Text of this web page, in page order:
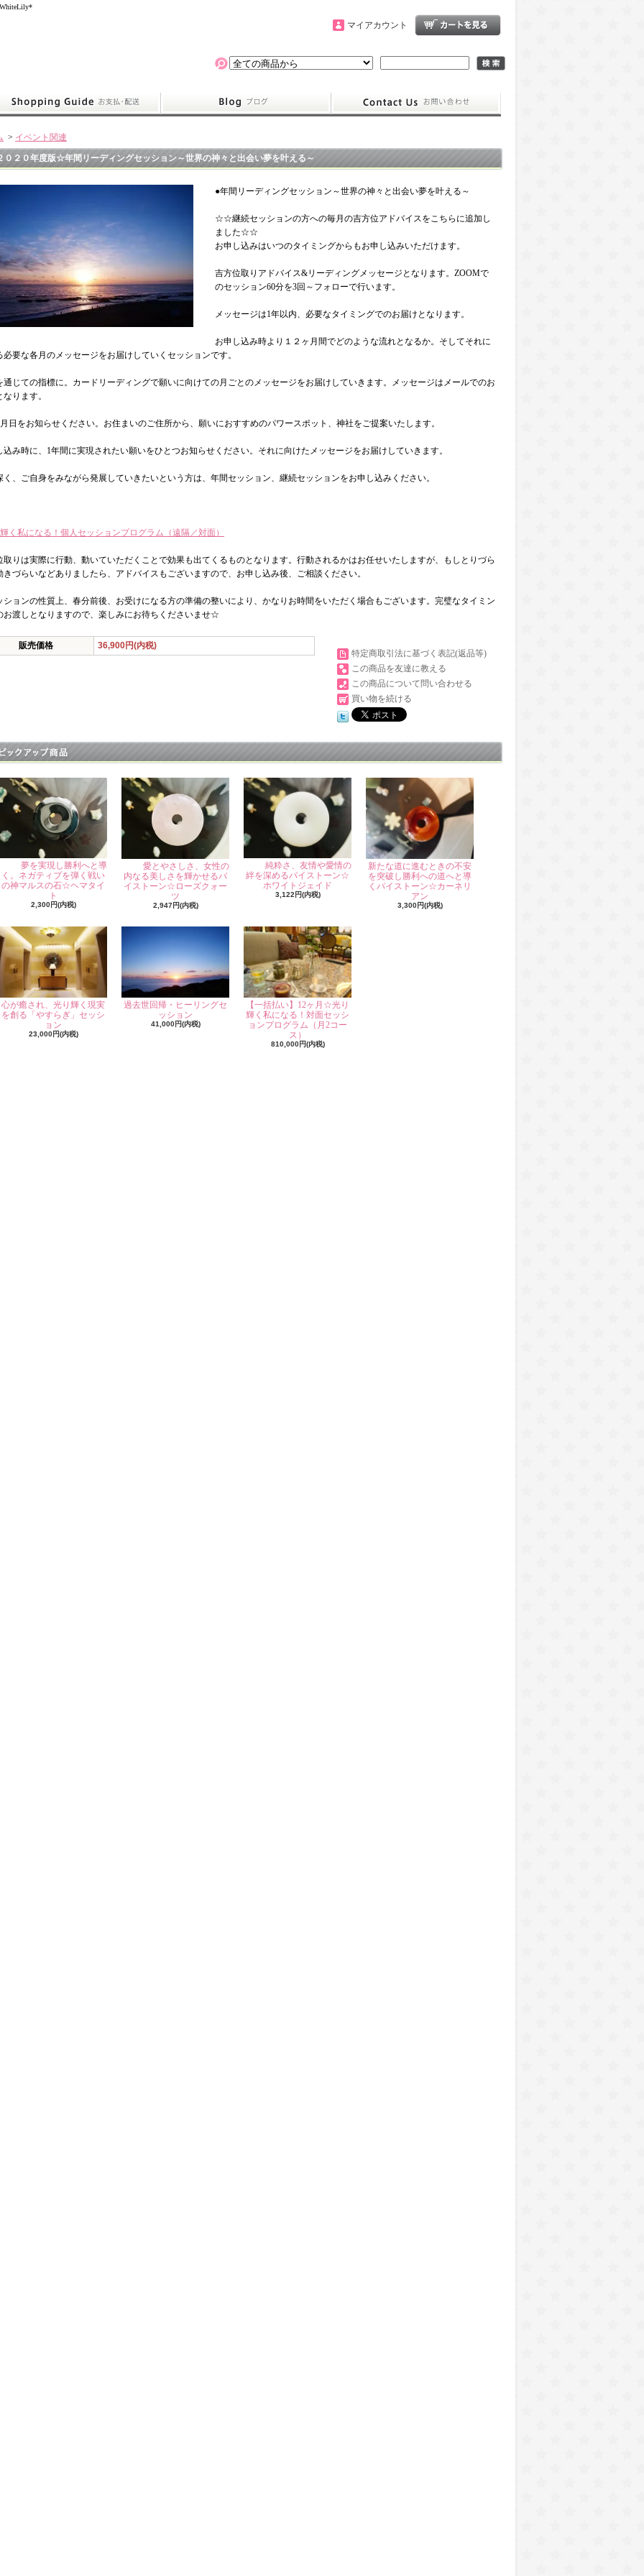
マイアカウント
> イベント関連
０２０年度版☆年間リーディングセッション～世界の神々と出会い夢を叶える～
●年間リーディングセッション～世界の神々と出会い夢を叶える～
☆☆継続セッションの方への毎月の吉方位アドバイスをこちらに追加し
ました☆☆
お申し込みはいつのタイミングからもお申し込みいただけます。
吉方位取りアドバイス&リーディングメッセージとなります。ZOOMで
のセッション60分を3回～フォローで行います。
メッセージは1年以内、必要なタイミングでのお届けとなります。
お申し込み時より１２ヶ月間でどのような流れとなるか。そしてそれに
必要な各月のメッセージをお届けしていくセッションです。
通じての指標に。カードリーディングで願いに向けての月ごとのメッセージをお届けしていきます。メッセージはメールでのお
ります。
日をお知らせください。お住まいのご住所から、願いにおすすめのパワースポット、神社をご提案いたします。
込み時に、1年間に実現されたい願いをひとつお知らせください。それに向けたメッセージをお届けしていきます。
く、ご自身をみながら発展していきたいという方は、年間セッション、継続セッションをお申し込みください。
く私になる！個人セッションプログラム（遠隔／対面）
取りは実際に行動、動いていただくことで効果も出てくるものとなります。行動されるかはお任せいたしますが、もしとりづら
きづらいなどありましたら、アドバイスもございますので、お申し込み後、ご相談ください。
ョンの性質上、春分前後、お受けになる方の準備の整いにより、かなりお時間をいただく場合もございます。完璧なタイミン
お渡しとなりますので、楽しみにお待ちくださいませ☆
販売価格 36,900円(内税)
特定商取引法に基づく表記(返品等)
この商品を友達に教える
この商品について問い合わせる
買い物を続ける
夢を実現し勝利へと導
く。ネガティブを弾く戦い
の神マルスの石☆ヘマタイ
ト
2,300円(内税)
愛とやさしさ、女性の
内なる美しさを輝かせるパ
イストーン☆ローズクォー
ツ
2,947円(内税)
純粋さ、友情や愛情の
絆を深めるパイストーン☆
ホワイトジェイド
3,122円(内税)
新たな道に進むときの不安
を突破し勝利への道へと導
くパイストーン☆カーネリ
アン
3,300円(内税)
心が癒され、光り輝く現実
を創る「やすらぎ」セッシ
ョン
23,000円(内税)
過去世回帰・ヒーリングセ
ッション
41,000円(内税)
【一括払い】12ヶ月☆光り
輝く私になる！対面セッシ
ョンプログラム（月2コー
ス）
810,000円(内税)